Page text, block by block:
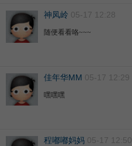
神凤岭 05-17 12:28
随便看看咯~~~
佳年华MM 05-17 12:29
嘿嘿嘿
程嘟嘟妈妈 05-17 12:50